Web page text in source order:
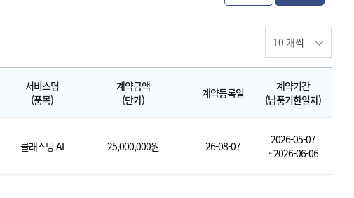
서비스명
(품목)
계약금액
(단가)
계약등록일
계약기간
(납품기한일자)
클래스팅 AI 25,000,000원 26-08-07
2026-05-07
~2026-06-06